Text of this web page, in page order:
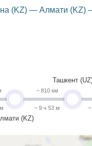
(KZ) — Алмати (KZ)
undefined
(KZ)
~ 810 км
~ 9 ч 53 м
undefined
Ташкент
~